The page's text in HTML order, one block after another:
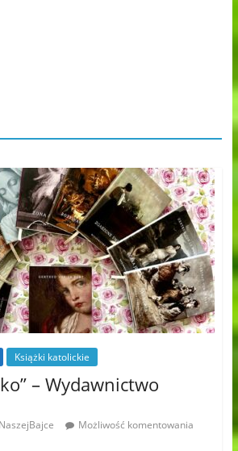
Książki katolickie
– Wydawnictwo
Możliwość komentowania